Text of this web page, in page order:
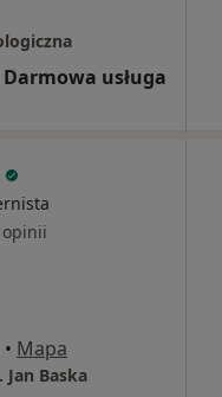
Darmowa usługa
• Mapa
Baska